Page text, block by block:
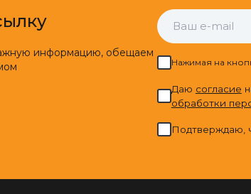
информацию, обещаем
Нажимая на
Даю cогласие
обработки
Подтверждаю,